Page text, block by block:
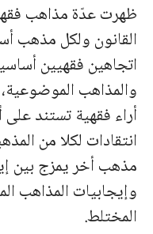
ظهرت عدّة مذاهب
القانون ولكل مذهب
اتجاهين فقهيين
والمذاهب
أراء فقهية تستند
انتقادات لكلا من
مذهب أخر يمزج بين
وإيجابيات المذاهب
المختلط.